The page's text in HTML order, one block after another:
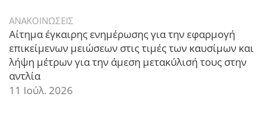
ΑΝΑΚΟΙΝΩΣΕΙΣ
Αίτημα έγκαιρης ενημέρωσης για την εφαρμογή
επικείμενων μειώσεων στις τιμές των καυσίμων και
λήψη μέτρων για την άμεση μετακύλισή τους στην
αντλία
11 Ιούλ. 2026